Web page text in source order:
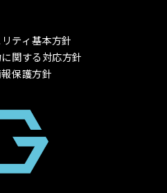
ティ基本方針
関する対応方針
保護方針